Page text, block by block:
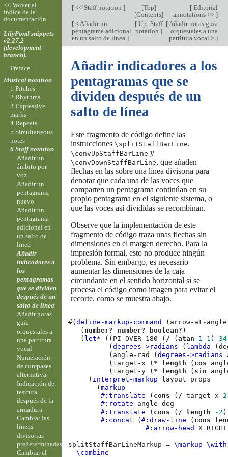
[<< Staff notation ] [Top]
[Contents]
[Editorial
annotations >> ]
[< Añadir un
pentagrama adicional
en un salto de línea ]
[Up: Staff
notation ]
[Añadir notas guía
orquestales a una
partitura vocal > ]
Añadir indicadores a los
pentagramas que se
dividen después de un
salto de línea
Este fragmento de código define las
instrucciones \splitStaffBarLine,
\convUpStaffBarLine y
\convDownStaffBarLine, que añaden
flechas en las sobre una línea divisoria para
denotar que cada una de las voces que
comparten un pentagrama continúan en su
propio pentagrama en el siguiente sistema, o
que las voces así divididas se recombinan.
Observe que la implementación de este
fragmento de código traza unas flechas sin
dimensiones en el margen derecho. Para la
impresión formal, esto no produce ningún
problema. Sin embargo, es necesario
aumentar las dimensiones de la caja
circundante en el sentido horizontal si se
procesa el código como imagen para evitar el
recorte, como se muestra abajo.
#(define-markup-command ( arrow-at-angle
( number? number? boolean? )
( let* (( PI-OVER-180 ( / (atan 1 1 ) 34
(degrees->radians ( lambda (
( angle-rad (degrees->radians
(target-x ( * length ( cos
(target-y ( * length ( sin
( interpret-markup layout
props
(markup
#:translate
( cons ( / target-x 2
#:rotate
angle-deg
#:translate
( cons ( / length -2 )
#:concat
(#:draw-line ( cons
#:arrow-head
X RIGHT
splitStaffBarLineMarkup = \markup
\combine
<< Volver al
índice de la
documentación
LilyPond snippets
v2.27.2
(development-
branch).
Preface
Musical notation
1 Pitches
2 Rhythms
3 Expressive
marks
4 Repeats
5 Simultaneous
notes
6 Staff notation
Añadir un
ámbito por
voz
Añadir un
pentagrama
nuevo
Añadir un
pentagrama
adicional en
un salto de
línea
Añadir
indicadores a
los
pentagramas
que se dividen
después de un
salto de línea
Añadir notas
guía
orquestales a
una partitura
vocal
Numeración
de compases
alternativa
Indicación de
tesitura
después de la
armadura
Cambiar las
líneas
divisorias
predeterminadas
Cambiar el